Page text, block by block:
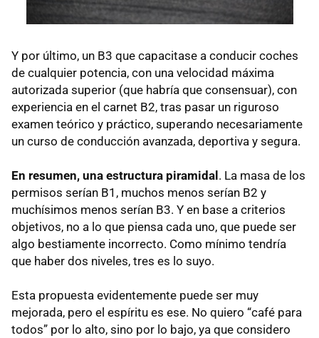
Y por último, un B3 que capacitase a conducir coches
de cualquier potencia, con una velocidad máxima
autorizada superior (que habría que consensuar), con
experiencia en el carnet B2, tras pasar un riguroso
examen teórico y práctico, superando necesariamente
un curso de conducción avanzada, deportiva y segura.
En resumen, una estructura piramidal . La masa de los
permisos serían B1, muchos menos serían B2 y
muchísimos menos serían B3. Y en base a criterios
objetivos, no a lo que piensa cada uno, que puede ser
algo bestiamente incorrecto. Como mínimo tendría
que haber dos niveles, tres es lo suyo.
Esta propuesta evidentemente puede ser muy
mejorada, pero el espíritu es ese. No quiero “café para
todos” por lo alto, sino por lo bajo, ya que considero